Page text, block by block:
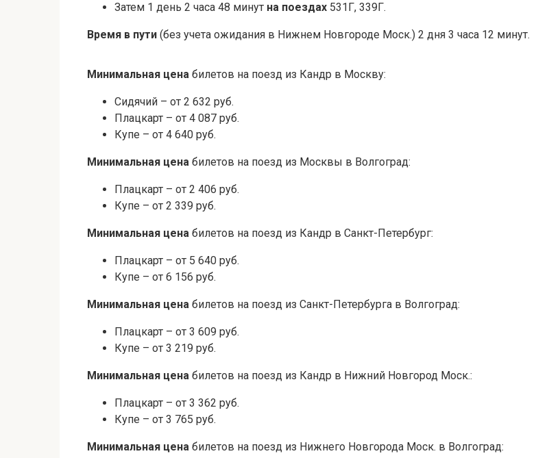
Затем 1 день 2 часа 48 минут на поездах 531Г, 339Г.
Время в пути (без учета ожидания в Нижнем Новгороде Моск.) 2 дня 3 часа 12 минут.
Минимальная цена билетов на поезд из Кандр в Москву:
Сидячий – от 2 632 руб.
Плацкарт – от 4 087 руб.
Купе – от 4 640 руб.
Минимальная цена билетов на поезд из Москвы в Волгоград:
Плацкарт – от 2 406 руб.
Купе – от 2 339 руб.
Минимальная цена билетов на поезд из Кандр в Санкт-Петербург:
Плацкарт – от 5 640 руб.
Купе – от 6 156 руб.
Минимальная цена билетов на поезд из Санкт-Петербурга в Волгоград:
Плацкарт – от 3 609 руб.
Купе – от 3 219 руб.
Минимальная цена билетов на поезд из Кандр в Нижний Новгород Моск.:
Плацкарт – от 3 362 руб.
Купе – от 3 765 руб.
Минимальная цена билетов на поезд из Нижнего Новгорода Моск. в Волгоград: